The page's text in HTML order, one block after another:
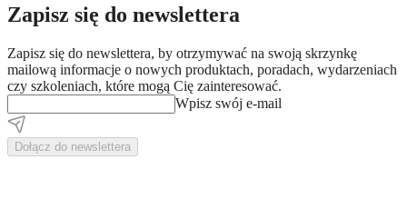
Zapisz się do newslettera
Zapisz się do newslettera, by otrzymywać na swoją skrzynkę
mailową informacje o nowych produktach, poradach, wydarzeniach
czy szkoleniach, które mogą Cię zainteresować.
Wpisz swój e-mail
Dołącz do newslettera